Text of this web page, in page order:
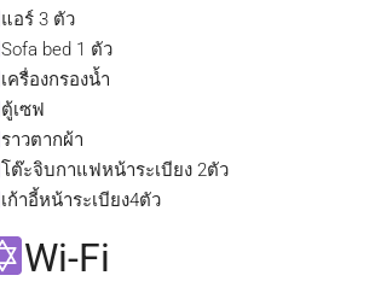
แอร์ 3 ตัว
Sofa bed 1 ตัว
เครื่องกรองน้ำ
ตู้เซฟ
ราวตากผ้า
โต๊ะจิบกาแฟหน้าระเบียง 2ตัว
เก้าอี้หน้าระเบียง4ตัว
Wi-Fi